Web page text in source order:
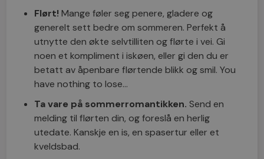
Flørt! Mange føler seg penere, gladere og
generelt sett bedre om sommeren. Perfekt å
utnytte den økte selvtilliten og flørte i vei. Gi
noen et kompliment i iskøen, eller gi den du er
betatt av åpenbare flørtende blikk og smil. You
have nothing to lose…
Ta vare på sommerromantikken. Send en
melding til flørten din, og foreslå en herlig
utedate. Kanskje en is, en spasertur eller et
kveldsbad.